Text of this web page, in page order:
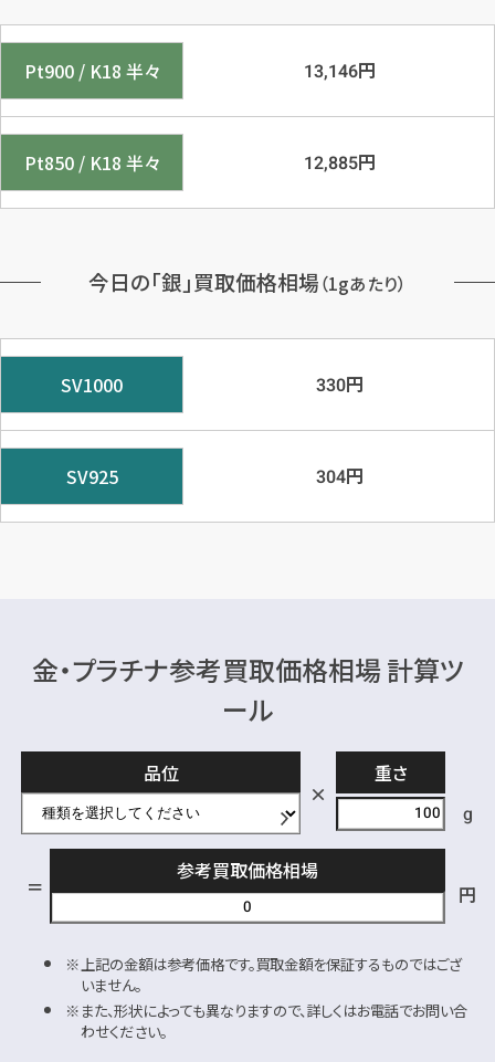
Pt900 / K18 半々 13,146円
Pt850 / K18 半々 12,885円
今日の「銀」買取価格相場（1gあたり）
SV1000 330円
SV925 304円
金・プラチナ参考買取価格相場 計算ツ
ール
品位
重さ
g
参考買取価格相場
円
上記の金額は参考価格です。買取金額を保証するものではござ
いません。
また、形状によっても異なりますので、詳しくはお電話でお問い合
わせください。